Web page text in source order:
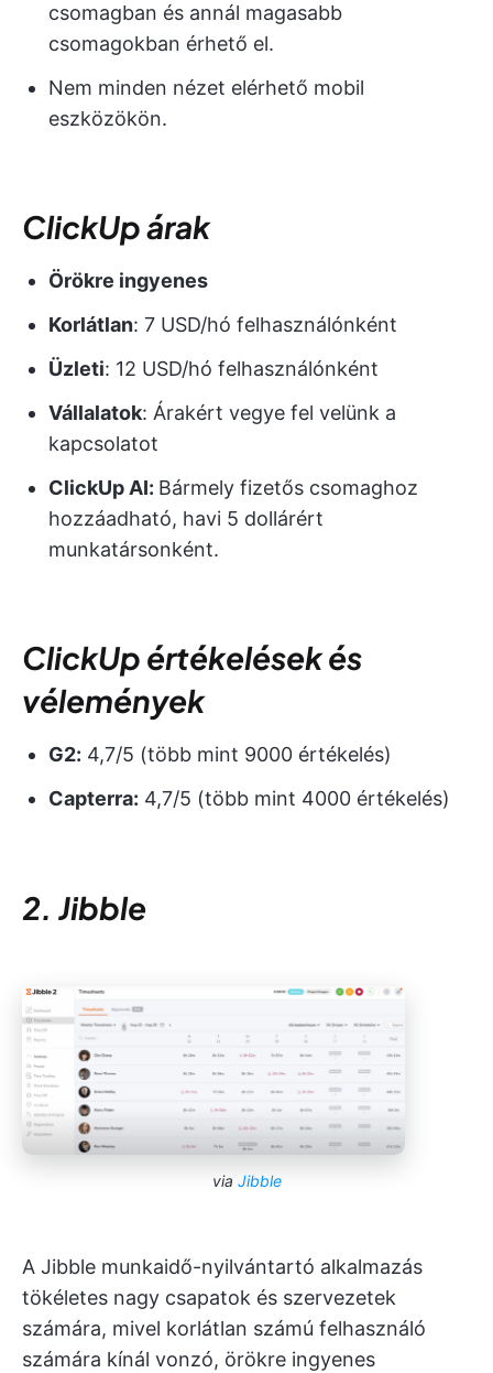
csomagban és annál magasabb
csomagokban érhető el.
Nem minden nézet elérhető mobil
eszközökön.
ClickUp árak
Örökre ingyenes
Korlátlan: 7 USD/hó felhasználónként
Üzleti: 12 USD/hó felhasználónként
Vállalatok: Árakért vegye fel velünk a
kapcsolatot
ClickUp AI: Bármely fizetős csomaghoz
hozzáadható, havi 5 dollárért
munkatársonként.
ClickUp értékelések és
vélemények
G2: 4,7/5 (több mint 9000 értékelés)
Capterra: 4,7/5 (több mint 4000 értékelés)
2. Jibble
via Jibble
A Jibble munkaidő-nyilvántartó alkalmazás
tökéletes nagy csapatok és szervezetek
számára, mivel korlátlan számú felhasználó
számára kínál vonzó, örökre ingyenes